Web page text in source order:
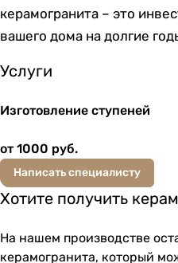
керамогранита – это
вашего дома на долгие
Услуги
Изготовление ступеней
от 1000 руб.
Написать специалисту
Хотите получить
На нашем производстве
керамогранита, который